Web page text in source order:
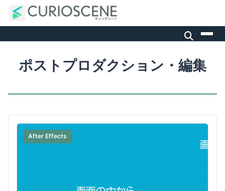
ポストプロダクション・編集
After Effects